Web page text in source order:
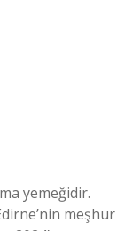
yemeğidir.
meşhur